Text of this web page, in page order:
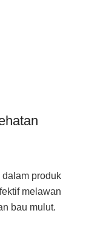
produk
melawan
bau mulut.